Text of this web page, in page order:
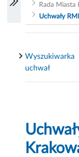
Rada Miasta
Uchwały
Wyszukiwarka
uchwał